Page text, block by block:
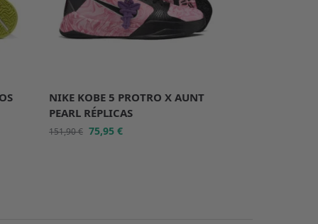
NIKE KOBE 5 PROTRO X AUNT
PEARL RÉPLICAS
151,90€ 75,95€